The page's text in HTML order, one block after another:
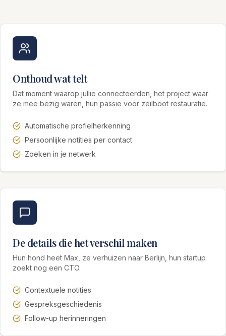
Onthoud wat telt
Dat moment waarop jullie connecteerden, het project waar
ze mee bezig waren, hun passie voor zeilboot restauratie.
Automatische profielherkenning
Persoonlijke notities per contact
Zoeken in je netwerk
De details die het verschil maken
Hun hond heet Max, ze verhuizen naar Berlijn, hun startup
zoekt nog een CTO.
Contextuele notities
Gespreksgeschiedenis
Follow-up herinneringen